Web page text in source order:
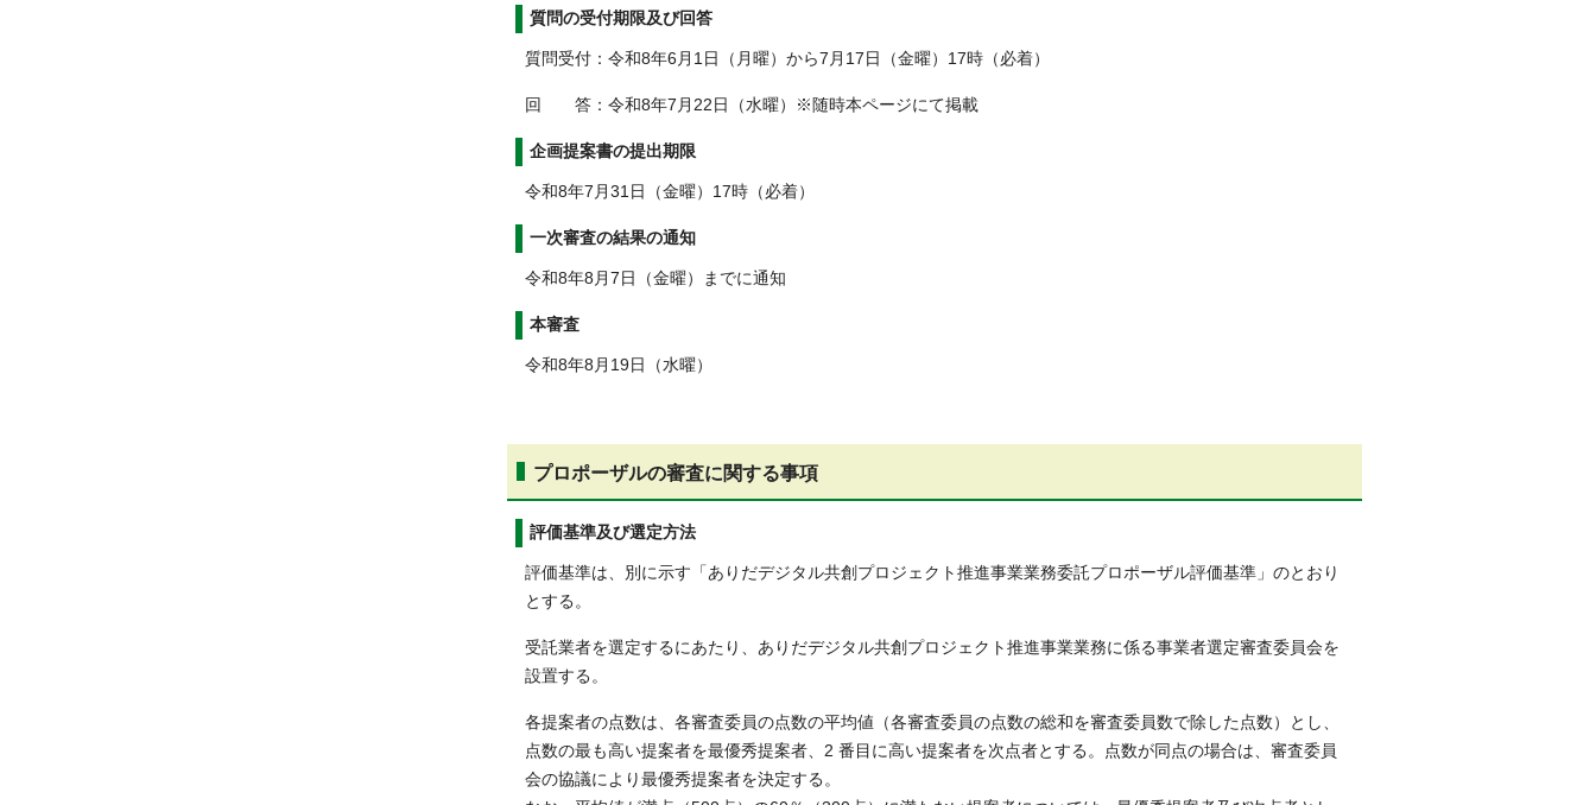
質問の受付期限及び回答
質問受付：令和8年6月1日（月曜）から7月17日（金曜）17時（必着）
回 答：令和8年7月22日（水曜）※随時本ページにて掲載
企画提案書の提出期限
令和8年7月31日（金曜）17時（必着）
一次審査の結果の通知
令和8年8月7日（金曜）までに通知
本審査
令和8年8月19日（水曜）
プロポーザルの審査に関する事項
評価基準及び選定方法
評価基準は、別に示す「ありだデジタル共創プロジェクト推進事業業務委託プロポーザル評価基準」のとおり
とする。
受託業者を選定するにあたり、ありだデジタル共創プロジェクト推進事業業務に係る事業者選定審査委員会を
設置する。
各提案者の点数は、各審査委員の点数の平均値（各審査委員の点数の総和を審査委員数で除した点数）とし、
点数の最も高い提案者を最優秀提案者、2 番目に高い提案者を次点者とする。点数が同点の場合は、審査委員
会の協議により最優秀提案者を決定する。